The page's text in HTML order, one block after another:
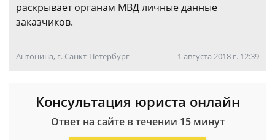
раскрывает органам МВД личные данные
заказчиков.
Антонина, г. Санкт-Петербург 1 августа 2018 г. 12:39
Консультация юриста онлайн
Ответ на сайте в течении 15 минут